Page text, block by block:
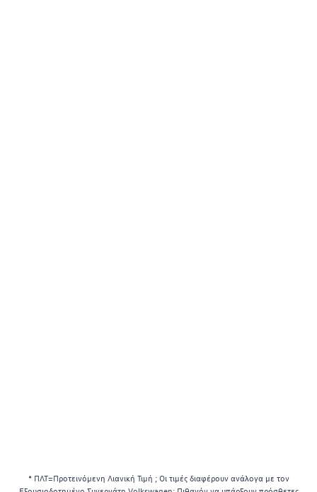
* ΠΛΤ=Προτεινόμενη Λιανική Τιμή ; Οι τιμές διαφέρουν ανάλογα με τον